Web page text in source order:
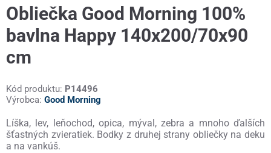
Obliečka Good Morning 100%
bavlna Happy 140x200/70x90
cm
Kód produktu: P14496
Výrobca: Good Morning
Líška, lev, leňochod, opica, mýval, zebra a mnoho ďalších
šťastných zvieratiek. Bodky z druhej strany obliečky na deku
a na vankúš.